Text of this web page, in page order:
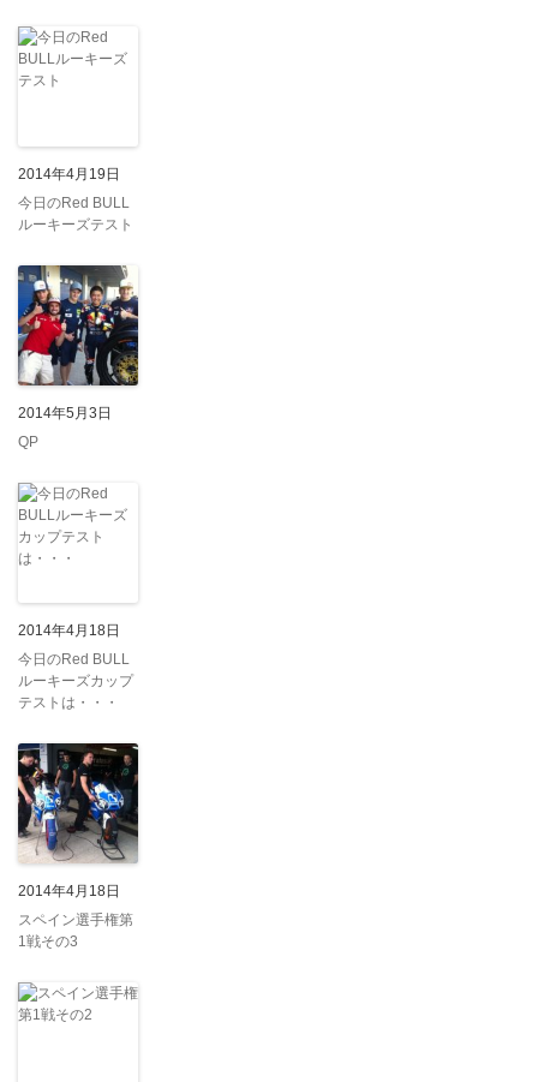
2014年4月19日
今日のRed BULL
ルーキーズテスト
2014年5月3日
QP
2014年4月18日
今日のRed BULL
ルーキーズカップ
テストは・・・
2014年4月18日
スペイン選手権第
1戦その3